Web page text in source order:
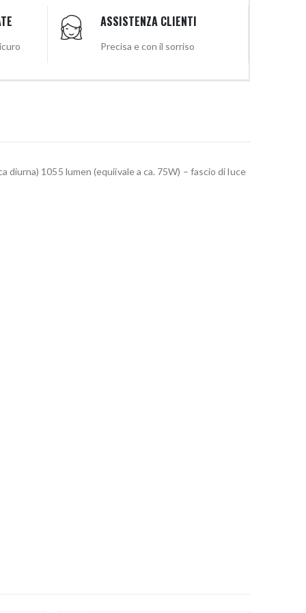
ASSISTENZA CLIENTI
Precisa e con il sorriso
diurna) 1055 lumen (equiivale a ca. 75W) – fascio di luce